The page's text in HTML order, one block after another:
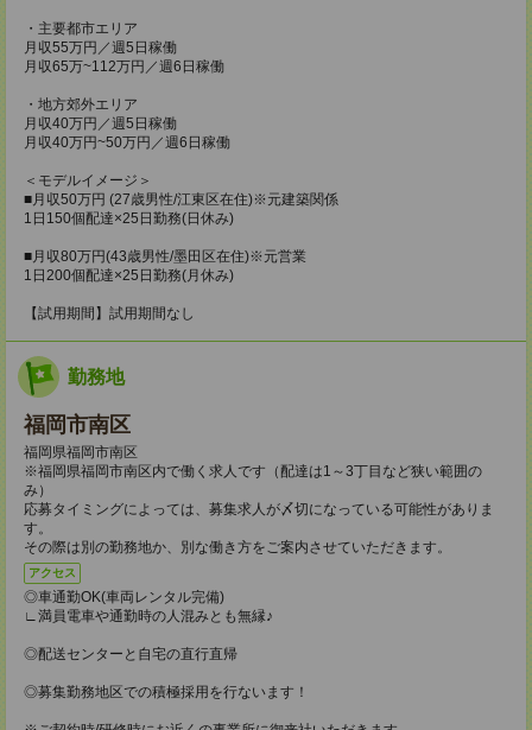
・主要都市エリア
月収55万円／週5日稼働
月収65万~112万円／週6日稼働
・地方郊外エリア
月収40万円／週5日稼働
月収40万円~50万円／週6日稼働
＜モデルイメージ＞
■月収50万円 (27歳男性/江東区在住)※元建築関係
1日150個配達×25日勤務(日休み)
■月収80万円(43歳男性/墨田区在住)※元営業
1日200個配達×25日勤務(月休み)
【試用期間】試用期間なし
勤務地
福岡市南区
福岡県福岡市南区
※福岡県福岡市南区内で働く求人です（配達は1～3丁目など狭い範囲の
み）
応募タイミングによっては、募集求人が〆切になっている可能性がありま
す。
その際は別の勤務地か、別な働き方をご案内させていただきます。
アクセス
◎車通勤OK(車両レンタル完備)
∟満員電車や通勤時の人混みとも無縁♪
◎配送センターと自宅の直行直帰
◎募集勤務地区での積極採用を行ないます！